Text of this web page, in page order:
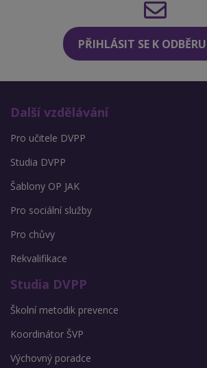
PŘIHLÁSIT SE K ODBĚRU
Další vzdělávání
Pro učitele DVPP
Studia DVPP
Šablony OP JAK
Pro sociální služby
Pro chůvy
Rekvalifikace
Studia DVPP
Školní metodik prevence
Koordinátor ŠVP
Výchovný poradce